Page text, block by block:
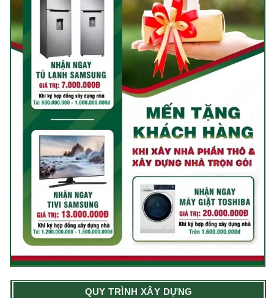
QUY TRÌNH XÂY DỰNG